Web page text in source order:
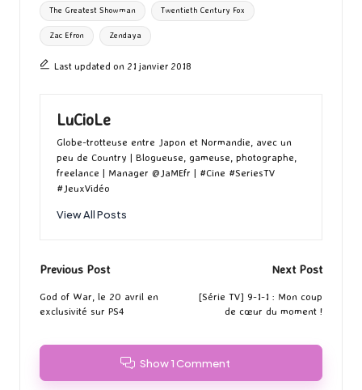
The Greatest Showman Twentieth Century Fox
Zac Efron Zendaya
Last updated on 21 janvier 2018
LuCioLe
Globe-trotteuse entre Japon et Normandie, avec un
peu de Country | Blogueuse, gameuse, photographe,
freelance | Manager @JaMEfr | #Cine #SeriesTV
#JeuxVidéo
View All Posts
Post
navigation
Previous Post
God of War, le 20 avril en
exclusivité sur PS4
Next Post
[Série TV] 9-1-1 : Mon coup
de cœur du moment !
Show 1 Comment